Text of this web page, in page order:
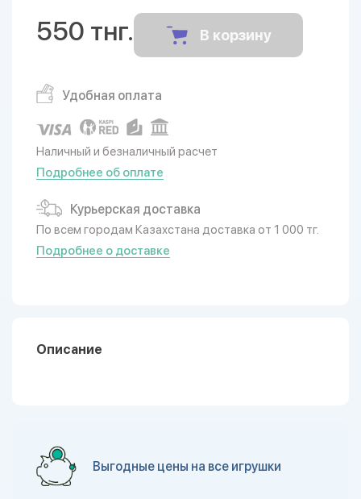
550 тнг. В корзину
Удобная оплата
Наличный и безналичный расчет
Подробнее об оплате
Курьерская доставка
По всем городам Казахстана доставка от 1 000 тг.
Подробнее о доставке
Описание
Выгодные цены на все игрушки